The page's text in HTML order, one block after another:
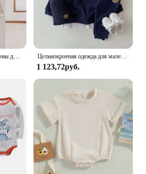
INS, осень 2023, комбинезоны для новорожденных мальчиков, детские хлопковые комбинезоны с длинными рукавами и вышивкой для маленьких девочек, одежда для малышей, От 0 до 18 месяцев Цельнокроеная одежда для маленьких девочек, Детский комбинезон с длинным рукавом для маленьких братьев, комбинезон, комплект одежды для маленьких мальчиков
1 123,72руб.